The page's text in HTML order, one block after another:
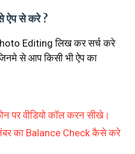
ऐप से करे ?
Editing लिख कर सर्च करे
से आप किसी भी ऐप का
पर वीडियो कॉल करन सीखे।
का Balance Check कैसे करे